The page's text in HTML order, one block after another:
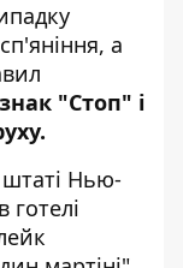
а
"Стоп" і
штаті Нью-
готелі